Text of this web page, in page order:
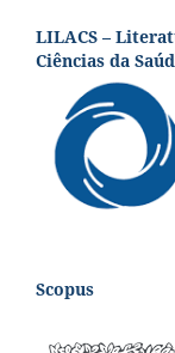
LILACS –
Ciências da
Scopus